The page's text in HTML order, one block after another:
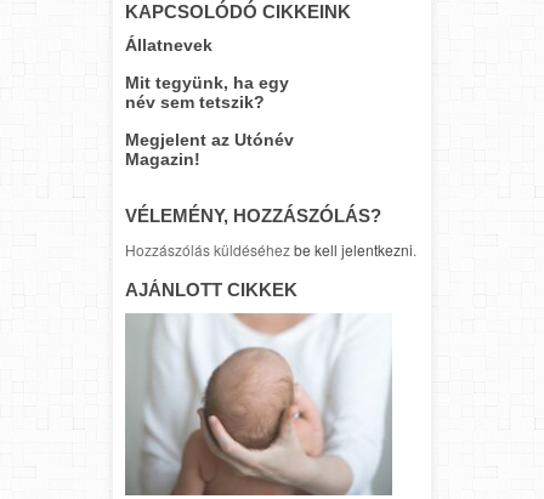
KAPCSOLÓDÓ CIKKEINK
Állatnevek
Mit tegyünk, ha egy
név sem tetszik?
Megjelent az Utónév
Magazin!
VÉLEMÉNY, HOZZÁSZÓLÁS?
Hozzászólás küldéséhezbe kell jelentkezni.
AJÁNLOTT CIKKEK